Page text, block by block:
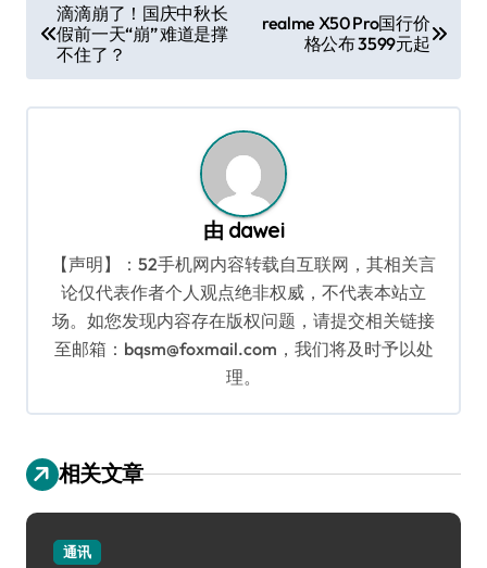
章
导
航
滴滴崩了！国庆中秋长
假前一天“崩” 难道是撑
不住了？
realme X50 Pro国行价
格公布 3599元起
由 dawei
【声明】：52手机网内容转载自互联网，其相关言
论仅代表作者个人观点绝非权威，不代表本站立
场。如您发现内容存在版权问题，请提交相关链接
至邮箱：bqsm@foxmail.com，我们将及时予以处
理。
相关文章
通讯